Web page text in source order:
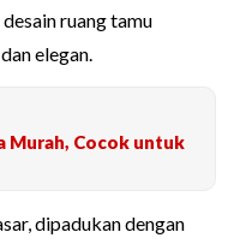
ruang tamu
elegan.
Murah, Cocok untuk
dipadukan dengan